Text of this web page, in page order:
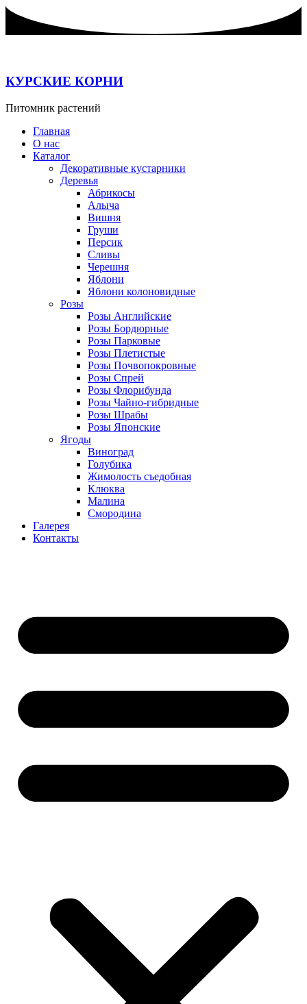
Перейти
содержимому
КУРСКИЕ КОРНИ
Питомник растений
Главная
О нас
Каталог
Декоративные кустарники
Деревья
Абрикосы
Алыча
Вишня
Груши
Персик
Сливы
Черешня
Яблони
Яблони колоновидные
Розы
Розы Английские
Розы Бордюрные
Розы Парковые
Розы Плетистые
Розы Почвопокровные
Розы Спрей
Розы Флорибунда
Розы Чайно-гибридные
Розы Шрабы
Розы Японские
Ягоды
Виноград
Голубика
Жимолость съедобная
Клюква
Малина
Смородина
Галерея
Контакты